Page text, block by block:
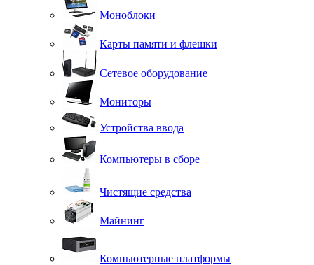
Моноблоки
Карты памяти и флешки
Сетевое оборудование
Мониторы
Устройства ввода
Компьютеры в сборе
Чистящие средства
Майнинг
Компьютерные платформы